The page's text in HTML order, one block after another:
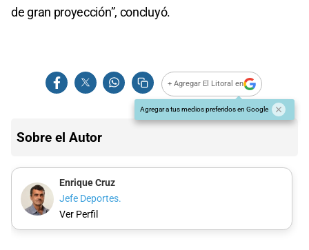
de gran proyección”, concluyó.
+ Agregar El Litoral en
Agregar a tus medios preferidos en Google
Sobre el Autor
Enrique Cruz
Jefe Deportes.
Ver Perfil